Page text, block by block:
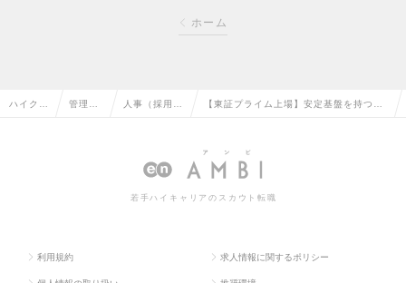
ホーム
ハイクラ 管理部 人事（採用・ 【東証プライム上場】安定基盤を持つ医
ンの求人情報
若手ハイキャリアのスカウト転職
利用規約 求人情報に関するポリシー